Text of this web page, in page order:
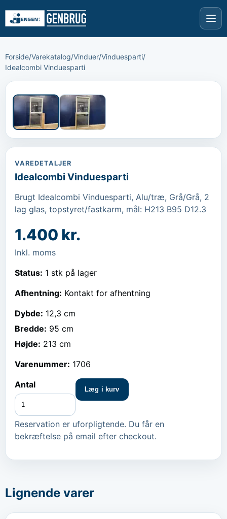
Forside/Varekatalog/Vinduer/Vinduesparti/
Idealcombi Vinduesparti
VAREDETALJER
Idealcombi Vinduesparti
Brugt Idealcombi Vinduesparti, Alu/træ, Grå/Grå, 2
lag glas, topstyret/fastkarm, mål: H213 B95 D12.3
1.400 kr.
Inkl. moms
Status: 1 stk på lager
Afhentning: Kontakt for afhentning
Dybde: 12,3 cm
Bredde: 95 cm
Højde: 213 cm
Varenummer: 1706
Antal
Læg i kurv
Reservation er uforpligtende. Du får en
bekræftelse på email efter checkout.
Lignende varer
‹